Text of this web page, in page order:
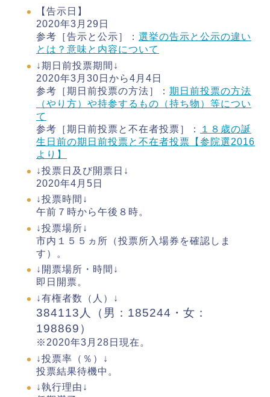
【告示日】
2020年3月29日
参考［告示と公示］： 選挙の告示と公示の違い
とは？意味と内容について
↓期日前投票期間↓
2020年3月30日から4月4日
参考［期日前投票の方法］： 期日前投票の方法
（やり方）や持参するもの（持ち物）等につい
て
参考［期日前投票と不在者投票］：
１８歳の誕
生日前の期日前投票と不在者投票【参院選2016
より】
↓投票日及び開票日↓
2020年4月5日
↓投票時間↓
午前７時から午後８時。
↓投票場所↓
市内１５５ヵ所（投票所入場券を確認しま
す）。
↓開票場所・時間↓
即日開票。
↓有権者数（人）↓
384113人（男：185244・女：
198869）
※2020年3月28日現在。
↓投票率（％）↓
投票結果待機中。
↓執行理由↓